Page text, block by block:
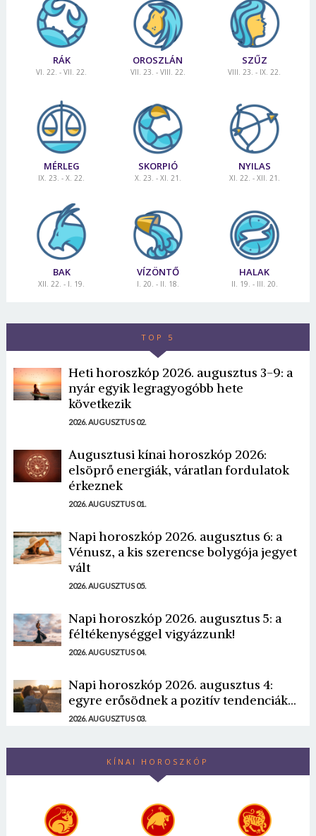
RÁK
VI. 22. - VII. 22.
OROSZLÁN
VII. 23. - VIII. 22.
SZŰZ
VIII. 23. - IX. 22.
MÉRLEG
IX. 23. - X. 22.
SKORPIÓ
X. 23. - XI. 21.
NYILAS
XI. 22. - XII. 21.
BAK
XII. 22. - I. 19.
VÍZÖNTŐ
I. 20. - II. 18.
HALAK
II. 19. - III. 20.
TOP 5
Heti horoszkóp 2026. augusztus 3-9: a
nyár egyik legragyogóbb hete
következik
2026. AUGUSZTUS 02.
Augusztusi kínai horoszkóp 2026:
elsöprő energiák, váratlan fordulatok
érkeznek
2026. AUGUSZTUS 01.
Napi horoszkóp 2026. augusztus 6: a
Vénusz, a kis szerencse bolygója jegyet
vált
2026. AUGUSZTUS 05.
Napi horoszkóp 2026. augusztus 5: a
féltékenységgel vigyázzunk!
2026. AUGUSZTUS 04.
Napi horoszkóp 2026. augusztus 4:
egyre erősödnek a pozitív tendenciák...
2026. AUGUSZTUS 03.
KÍNAI HOROSZKÓP